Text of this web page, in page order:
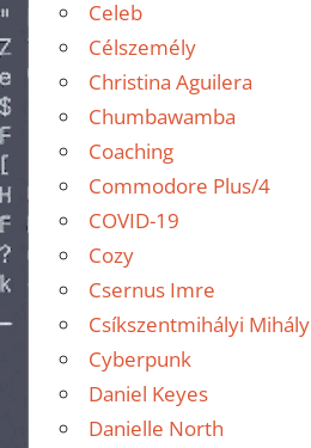
Celeb
Célszemély
Christina Aguilera
Chumbawamba
Coaching
Commodore Plus/4
COVID-19
Cozy
Csernus Imre
Csíkszentmihályi Mihály
Cyberpunk
Daniel Keyes
Danielle North